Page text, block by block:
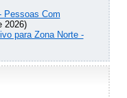
Pessoas Com
2026)
para Zona Norte -